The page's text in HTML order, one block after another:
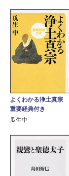
よくわかる浄土真宗
重要経典付き
瓜生中